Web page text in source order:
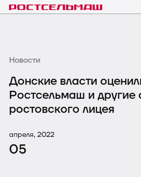
Новости
Донские власти
Ростсельмаш и другие
ростовского лицея
апреля, 2022
05